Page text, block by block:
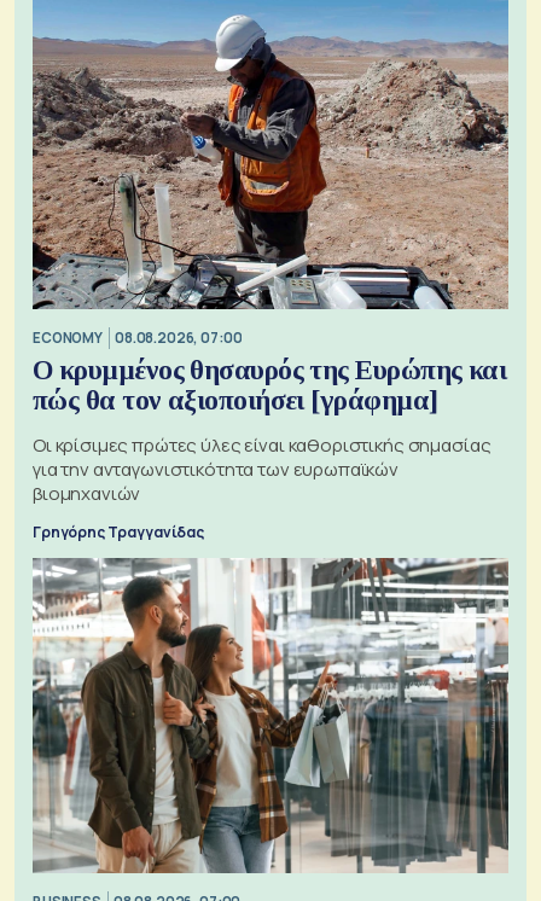
ECONOMY 08.08.2026, 07:00
Ο κρυμμένος θησαυρός της Ευρώπης και
πώς θα τον αξιοποιήσει [γράφημα]
Οι κρίσιμες πρώτες ύλες είναι καθοριστικής σημασίας
για την ανταγωνιστικότητα των ευρωπαϊκών
βιομηχανιών
Γρηγόρης Τραγγανίδας